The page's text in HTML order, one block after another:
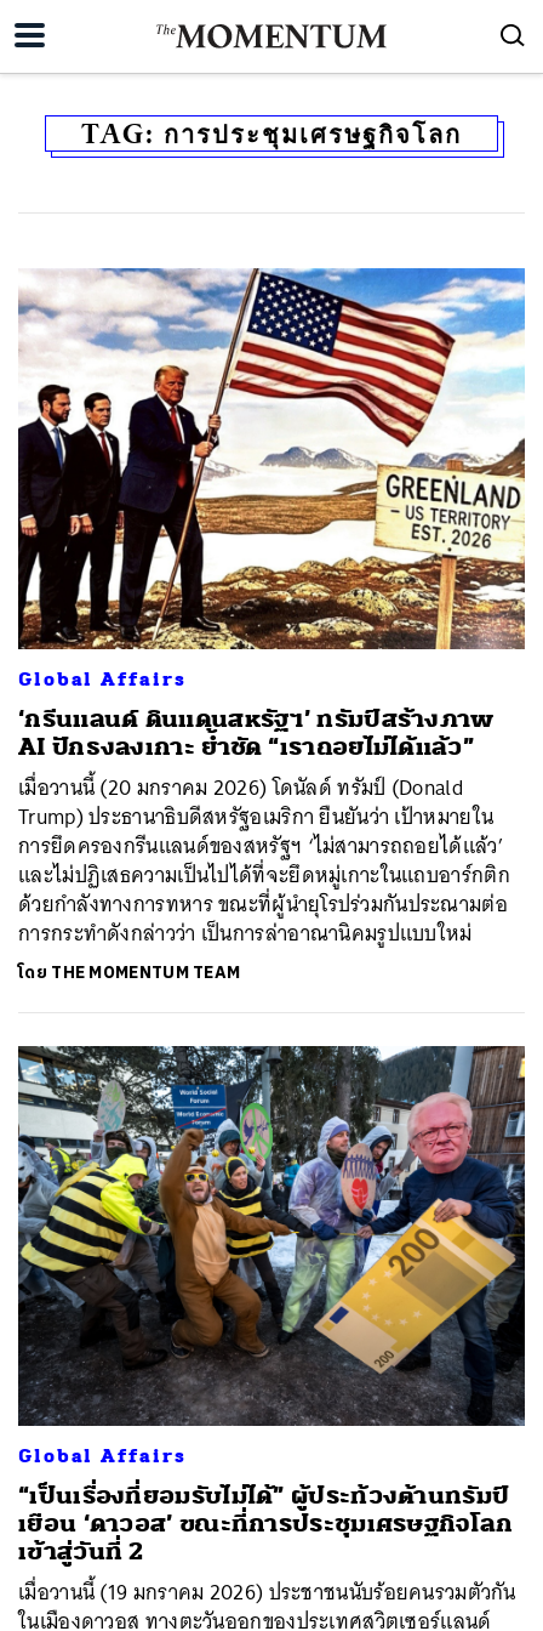
TAG: การประชุมเศรษฐกิจโลก
Global Affairs
‘กรีนแลนด์ ดินแดนสหรัฐฯ’ ทรัมป์สร้างภาพ
AI ปักธงลงเกาะ ย้ำชัด “เราถอยไม่ได้แล้ว”
เมื่อวานนี้ (20 มกราคม 2026) โดนัลด์ ทรัมป์ (Donald
Trump) ประธานาธิบดีสหรัฐอเมริกา ยืนยันว่า เป้าหมายใน
การยึดครองกรีนแลนด์ของสหรัฐฯ ‘ไม่สามารถถอยได้แล้ว’
และไม่ปฏิเสธความเป็นไปได้ที่จะยึดหมู่เกาะในแถบอาร์กติก
ด้วยกำลังทางการทหาร ขณะที่ผู้นำยุโรปร่วมกันประณามต่อ
การกระทำดังกล่าวว่า เป็นการล่าอาณานิคมรูปแบบใหม่
โดย THE MOMENTUM TEAM
Global Affairs
“เป็นเรื่องที่ยอมรับไม่ได้” ผู้ประท้วงต้านทรัมป์
เยือน ‘ดาวอส’ ขณะที่การประชุมเศรษฐกิจโลก
เข้าสู่วันที่ 2
เมื่อวานนี้ (19 มกราคม 2026) ประชาชนนับร้อยคนรวมตัวกัน
ในเมืองดาวอส ทางตะวันออกของประเทศสวิตเซอร์แลนด์
ค้นหา
SHARE TWEET LINE EMAIL